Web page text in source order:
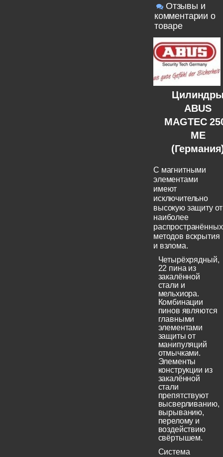
Отзывы и
комментарии о
товаре
ABUS
MAGTEC
ME
C магнитными
элементами
имеют
исключительно
высокую защиту от
наиболее
распространённых
методов вскрытия
и взлома.
Четырёхрядный,
22 пина из
закалённой
стали и
мельхиора.
Комбинации
пинов являются
главными
элементами
защиты от
манипуляций
отмычками.
Элементы
конструкции из
закалённой
стали
препятствуют
высверливанию,
вырыванию,
перелому и
воздействию
свёртышем.
Система